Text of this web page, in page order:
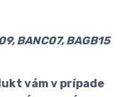
BANC07, BAGB15
vám v prípade